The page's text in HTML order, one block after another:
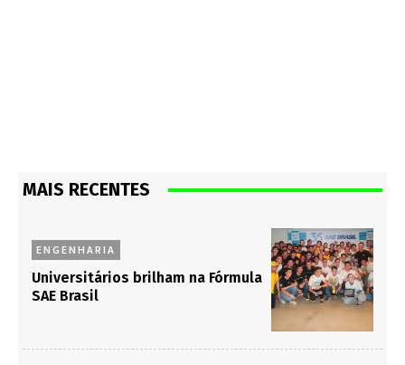
MAIS RECENTES
ENGENHARIA
Universitários brilham na Fórmula
SAE Brasil